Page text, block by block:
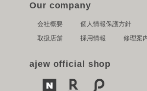
Our company
会社概要 個人情報保護方針
取扱店舗
採用情報 修理案
ajew official shop